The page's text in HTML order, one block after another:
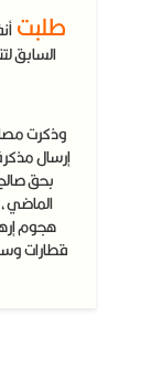
طلبت
السابق
وذكرت
إرسال
بحق